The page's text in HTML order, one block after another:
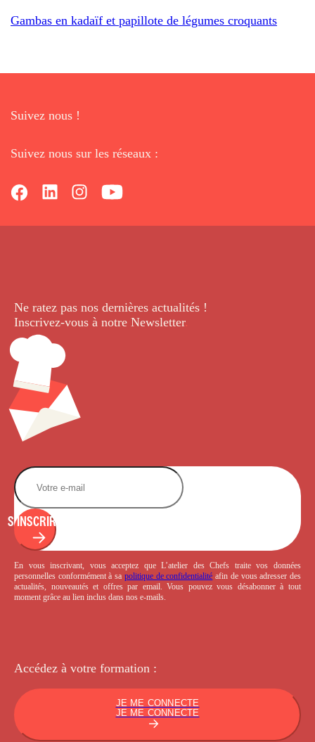
Gambas en kadaïf et papillote de légumes croquants
Suivez nous !
Suivez nous sur les réseaux :
Ne ratez pas nos dernières actualités !
Inscrivez-vous à notre Newsletter.
S'INSCRIRE
En vous inscrivant, vous acceptez que L’atelier des Chefs traite vos données
personnelles conformément à sa politique de confidentialité afin de vous adresser des
actualités, nouveautés et offres par email. Vous pouvez vous désabonner à tout
moment grâce au lien inclus dans nos e-mails.
Accédez à votre formation :
JE ME CONNECTE
JE ME CONNECTE